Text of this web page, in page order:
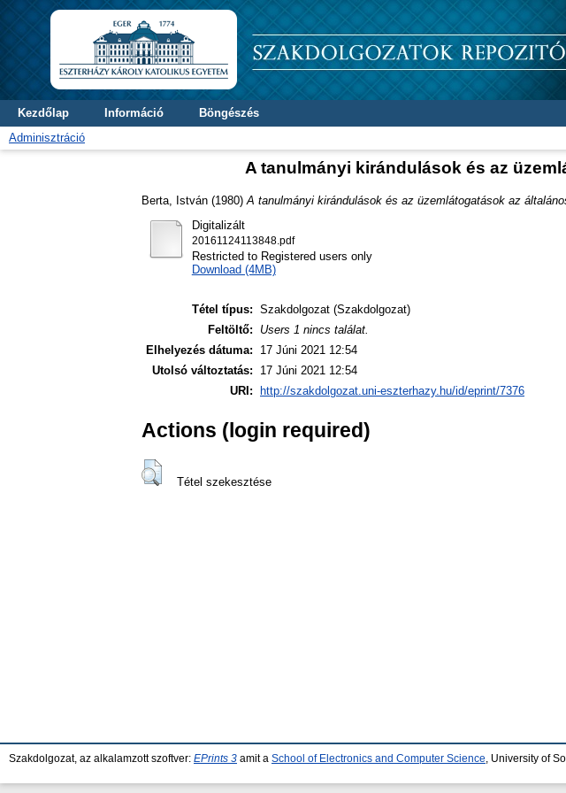
Kezdőlap Információ
Böngészés
Adminisztráció
A tanulmányi kirándulások és az
Berta, István (1980) A tanulmányi kirándulások és az üzemlátogatások az
Digitalizált
20161124113848.pdf
Restricted to Registered users only
Download (4MB)
Tétel típus: Szakdolgozat (Szakdolgozat)
Feltöltő:
Users 1 nincs találat.
Elhelyezés dátuma:
17 Júni 2021 12:54
Utolsó változtatás:
17 Júni 2021 12:54
URI:
http://szakdolgozat.uni-eszterhazy.hu/id/eprint/7376
Actions (login required)
Tétel szekesztése
Szakdolgozat, az alkalamzott szoftver: EPrints 3 amit a School of Electronics and Computer Science , University of